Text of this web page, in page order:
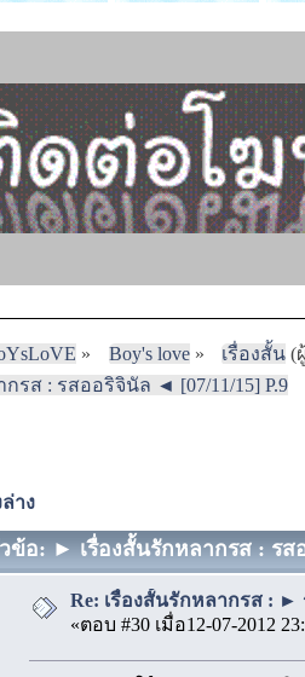
» Boy's love» เรื่องสั้น(
รส : รสออริจินัล ◄ [07/11/15] P.9
าง
อ: ► เรื่องสั้นรักหลากรส : รส
Re: เรื่องสั้นรักหลากรส :
«ตอบ #30 เมื่อ12-07-2012